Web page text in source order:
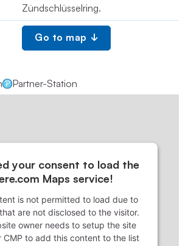
Zündschlüsselring.
Go to map
Partner-Station
your consent to load the
Maps service!
is not permitted to load due to
are not disclosed to the visitor.
owner needs to setup the site
CMP to add this content to the list